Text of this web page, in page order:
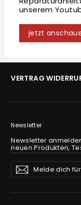
unserem
jetzt
VERTRAG
Newsletter
Newsletter
neuen Produkten,
Melde
dich
für
AbonnierenAbonnieren